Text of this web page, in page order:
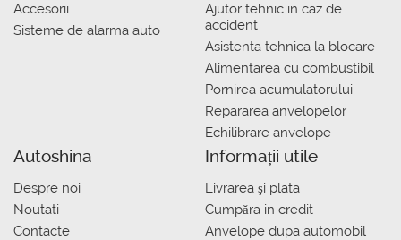
Accesorii
Sisteme de alarma auto
Ajutor tehnic in caz de
accident
Asistenta tehnica la blocare
Alimentarea cu combustibil
Pornirea acumulatorului
Repararea anvelopelor
Echilibrare anvelope
Autoshina
Despre noi
Noutati
Contacte
Informații utile
Livrarea şi plata
Сumpăra in credit
Anvelope dupa automobil